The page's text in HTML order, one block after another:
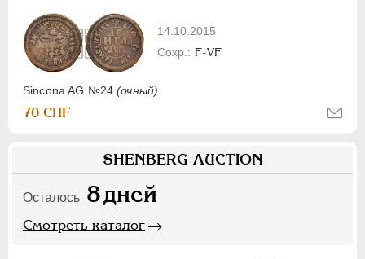
14.10.2015
Sincona AG №24(очный)
F-VF
70 CHF
SHENBERG AUCTION
Осталось 8дней
Смотреть каталог